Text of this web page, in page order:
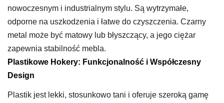
nowoczesnym i industrialnym stylu. Są wytrzymałe,
odporne na uszkodzenia i łatwe do czyszczenia. Czarny
metal może być matowy lub błyszczący, a jego ciężar
zapewnia stabilność mebla.
Plastikowe Hokery: Funkcjonalność i Współczesny
Design
Plastik jest lekki, stosunkowo tani i oferuje szeroką gamę